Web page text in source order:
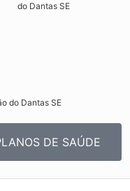
do Dantas SE​
do Dantas SE​
DE SAÚDE